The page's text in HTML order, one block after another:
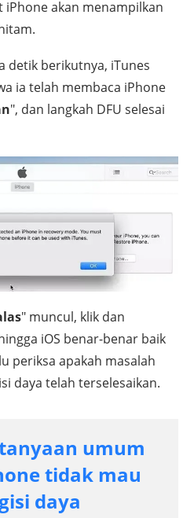
iPhone akan menampilkan
detik berikutnya, iTunes
ia telah membaca iPhone
", dan langkah DFU selesai
" muncul, klik dan
iOS benar-benar baik
periksa apakah masalah
daya telah terselesaikan.
umum
tidak mau
daya